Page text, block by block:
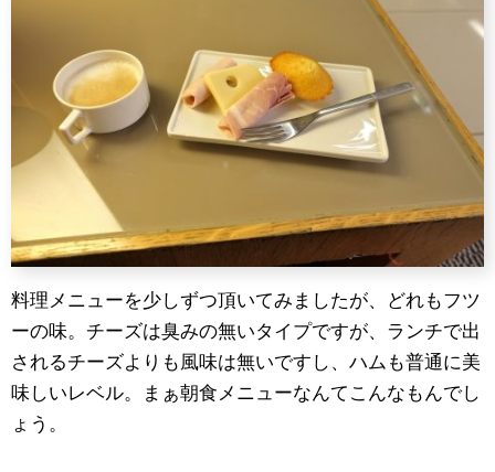
料理メニューを少しずつ頂いてみましたが、どれもフツ
ーの味。チーズは臭みの無いタイプですが、ランチで出
されるチーズよりも風味は無いですし、ハムも普通に美
味しいレベル。まぁ朝食メニューなんてこんなもんでし
ょう。